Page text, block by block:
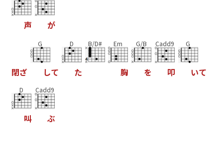
声 が
閉ざ
G
して
D
た
B/D# Em
胸
G/B
を
Cadd9
叩
G
いて
D
叫
Cadd9
ぶ